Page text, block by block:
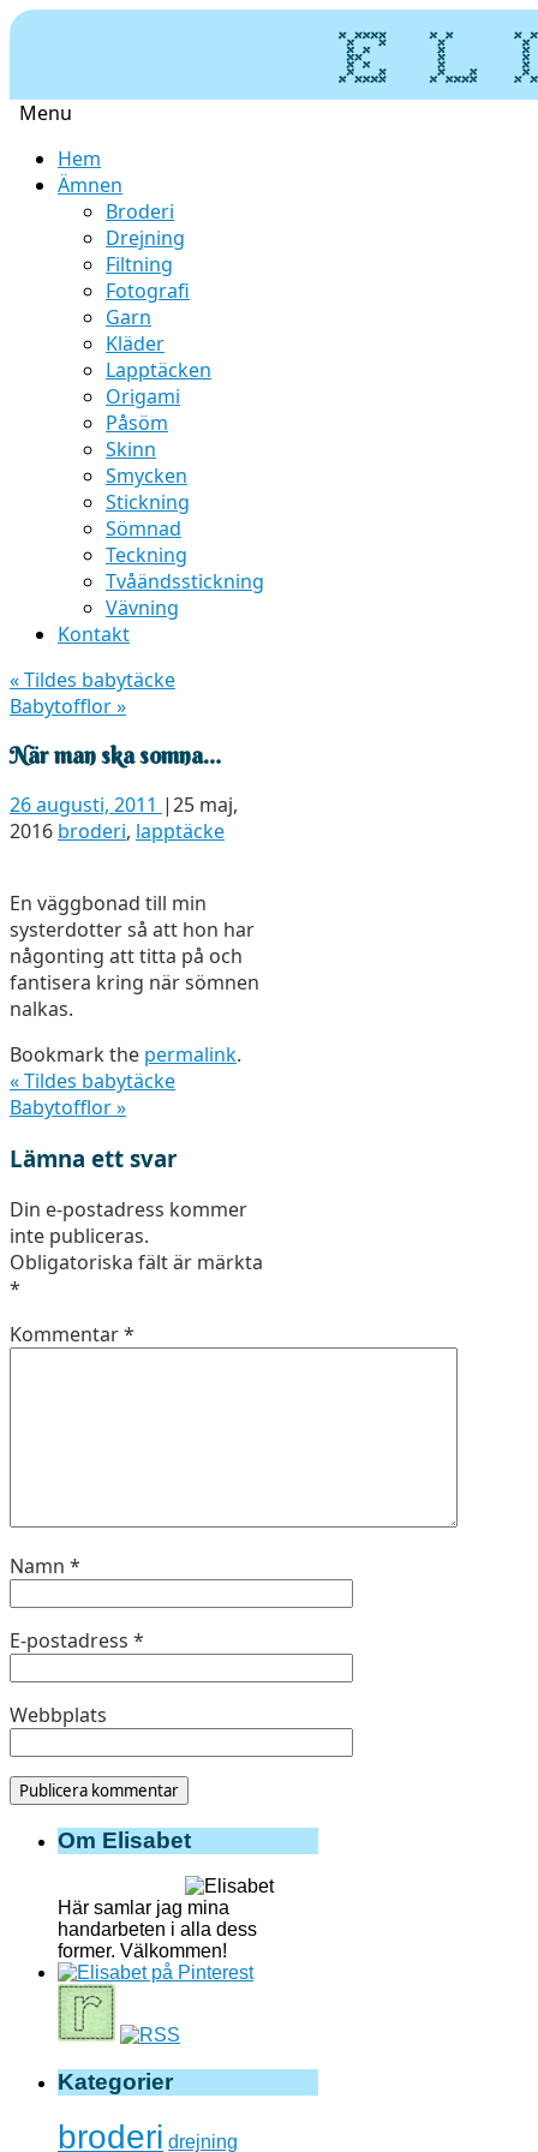
Menu
Skip Hem
Ämnen
Broderi
Drejning
Filtning
Fotografi
Garn
Kläder
Lapptäcken
Origami
Påsöm
Skinn
Smycken
Stickning
Sömnad
Teckning
Tvåändsstickning
Vävning
Kontakt
«Tildes babytäcke
Babytofflor»
När man ska somna…
26 augusti, 2011 |25 maj,
2016 broderi, lapptäcke
En väggbonad till min
systerdotter så att hon har
någonting att titta på och
fantisera kring när sömnen
nalkas.
Bookmark the permalink.
«Tildes babytäcke
Babytofflor»
Lämna ett svar
Din e-postadress kommer
inte publiceras.
Obligatoriska fält är märkta
*
Kommentar*
Namn *
E-postadress *
Webbplats
Om Elisabet
Här samlar jag mina
handarbeten i alla dess
former. Välkommen!
Kategorier
broderi drejning